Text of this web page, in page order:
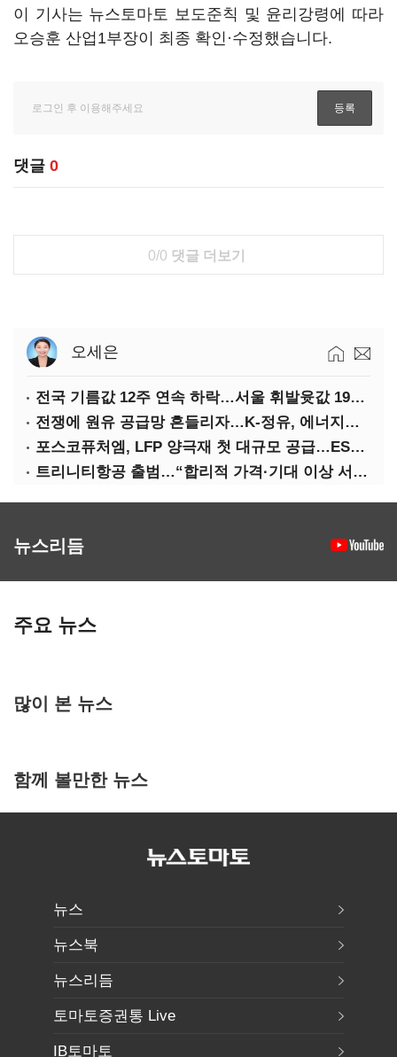
이 기사는 뉴스토마토 보도준칙 및 윤리강령에 따라
오승훈 산업1부장이 최종 확인·수정했습니다.
댓글 0
0/0 댓글 더보기
오세은
전국 기름값 12주 연속 하락…서울 휘발윳값 1909원
전쟁에 원유 공급망 흔들리자…K-정유, 에너지안보 핵심으로 재부상
포스코퓨처엠, LFP 양극재 첫 대규모 공급…ESS 시장 공략
트리니티항공 출범…“합리적 가격·기대 이상 서비스로 승부”
뉴스리듬
주요 뉴스
많이 본 뉴스
함께 볼만한 뉴스
뉴스
뉴스북
뉴스리듬
토마토증권통 Live
IB토마토